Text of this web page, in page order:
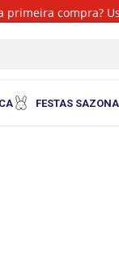
primeira compra?
FESTAS